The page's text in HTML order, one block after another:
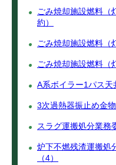
ごみ焼却施設燃料（
約）
ごみ焼却施設燃料（
ごみ焼却施設燃料（
A系ボイラー1パス
3次過熱器振止め金
スラグ運搬処分業務
炉下不燃残渣運搬処
（4）